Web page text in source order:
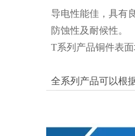
导电性能佳，具有
防蚀性及耐候性。
T系列产品铜件表
全系列产品可以根